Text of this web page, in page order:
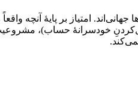
امتیاز بر پایهٔ آنچه
خودسرانهٔ حساب)،